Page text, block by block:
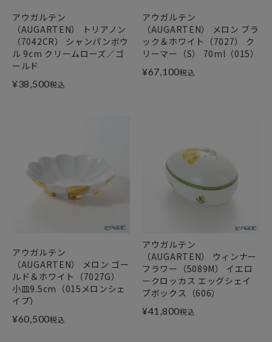
アウガルテン
（AUGARTEN） トリアノン
（7042CR） シャンパンボウ
ル 9cm クリームローズ／ゴ
ールド
¥38,500税込
アウガルテン
（AUGARTEN） メロン ブラ
ック＆ホワイト（7027） ク
リーマー（S） 70ml（015）
¥67,100税込
アウガルテン
（AUGARTEN） メロン ゴー
ルド＆ホワイト（7027G）
小皿9.5cm（015メロンシェ
イプ）
¥60,500税込
アウガルテン
（AUGARTEN） ウィンナー
フラワー（5089M） イエロ
ークロッカス エッグシェイ
プボックス（606）
¥41,800税込